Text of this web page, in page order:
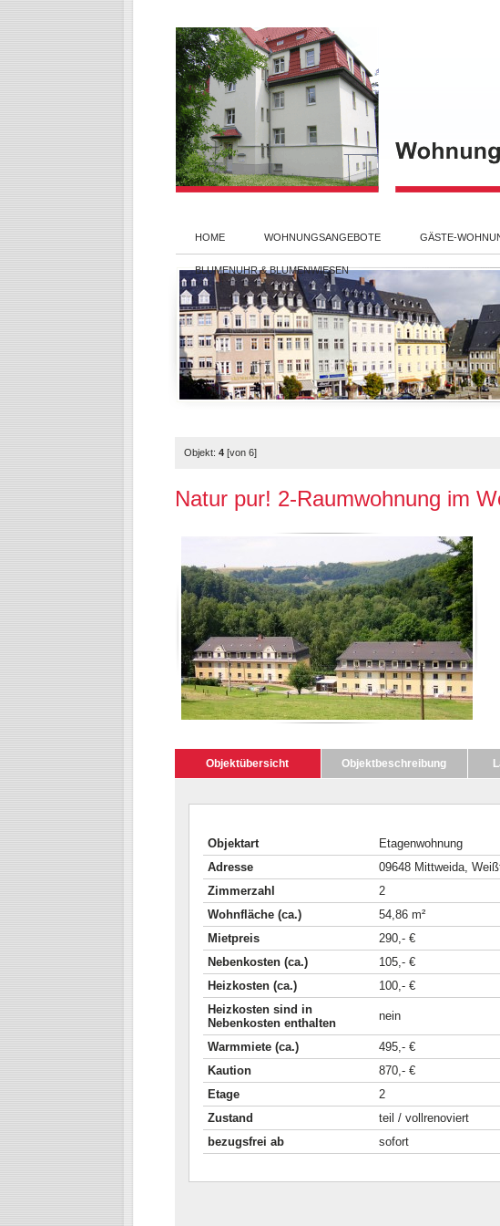
HOME WOHNUNGSANGEBOTE GÄSTE-
BLUMENUHR & BLUMENWIESEN
Objekt: 4[von 6]
Natur pur! 2-Raumwohnung im
Objektübersicht Objektbeschreibung
Objektart
Etagenwohnung
Adresse
09648 Mittweida,
Zimmerzahl
2
Wohnfläche (ca.)
54,86 m²
Mietpreis
290,- €
Nebenkosten (ca.)
105,- €
Heizkosten (ca.)
100,- €
Heizkosten sind in
Nebenkosten enthalten
nein
Warmmiete (ca.)
495,- €
Kaution
870,- €
Etage
2
Zustand
teil / vollrenoviert
bezugsfrei ab
sofort